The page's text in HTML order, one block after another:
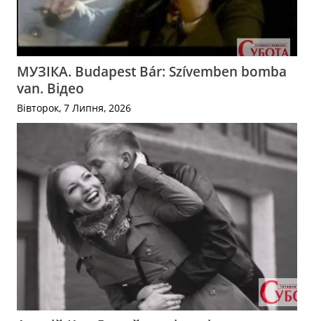
МУЗІКА. Budapest Bár: Szívemben bomba
van. Відео
Вівторок, 7 Липня, 2026